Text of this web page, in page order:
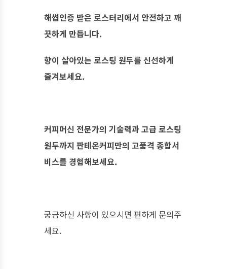
해썹인증 받은 로스터리에서 안전하고 깨
끗하게 만듭니다.
향이 살아있는 로스팅 원두를 신선하게
즐겨보세요.
커피머신 전문가의 기술력과 고급 로스팅
원두까지 판테온커피만의 고품격 종합서
비스를 경험해보세요.
궁금하신 사항이 있으시면 편하게 문의주
세요.